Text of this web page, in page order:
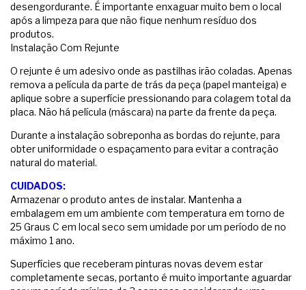
desengordurante. É importante enxaguar muito bem o local
após a limpeza para que não fique nenhum resíduo dos
produtos.
Instalação Com Rejunte
O rejunte é um adesivo onde as pastilhas irão coladas. Apenas
remova a película da parte de trás da peça (papel manteiga) e
aplique sobre a superfície pressionando para colagem total da
placa. Não há película (máscara) na parte da frente da peça.
Durante a instalação sobreponha as bordas do rejunte, para
obter uniformidade o espaçamento para evitar a contração
natural do material.
CUIDADOS:
Armazenar o produto antes de instalar. Mantenha a
embalagem em um ambiente com temperatura em torno de
25 Graus C em local seco sem umidade por um período de no
máximo 1 ano.
Superfícies que receberam pinturas novas devem estar
completamente secas, portanto é muito importante aguardar